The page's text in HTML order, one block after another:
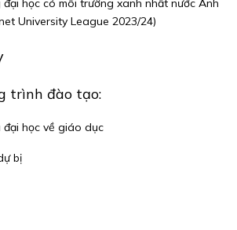
học có môi trường xanh nhất nước Anh
University League 2023/24)
trình đào tạo:
đại học về giáo dục
bị